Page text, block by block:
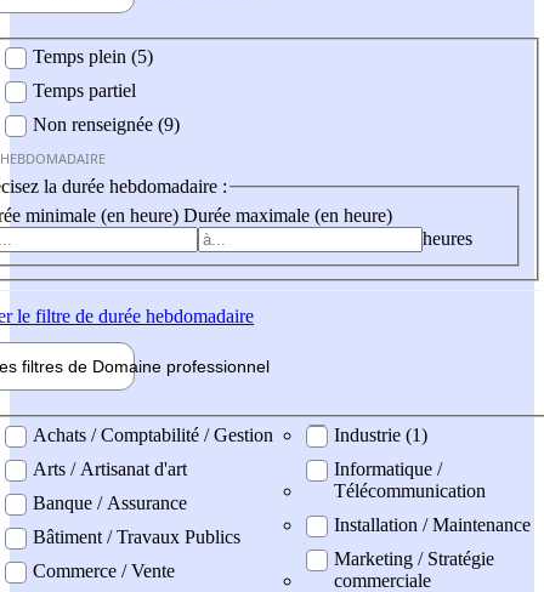
Temps plein (5)
Temps partiel
Non renseignée (9)
la durée hebdomadaire :
minimale (en heure) Durée maximale (en heure)
heures
le filtre de durée hebdomadaire
filtres de Domaine professionnel
professionel
Achats / Comptabilité / Gestion
Arts / Artisanat d'art
Banque / Assurance
Bâtiment / Travaux Publics
Commerce / Vente
Industrie (1)
Informatique /
Télécommunication
Installation / Maintenance
Marketing / Stratégie
commerciale